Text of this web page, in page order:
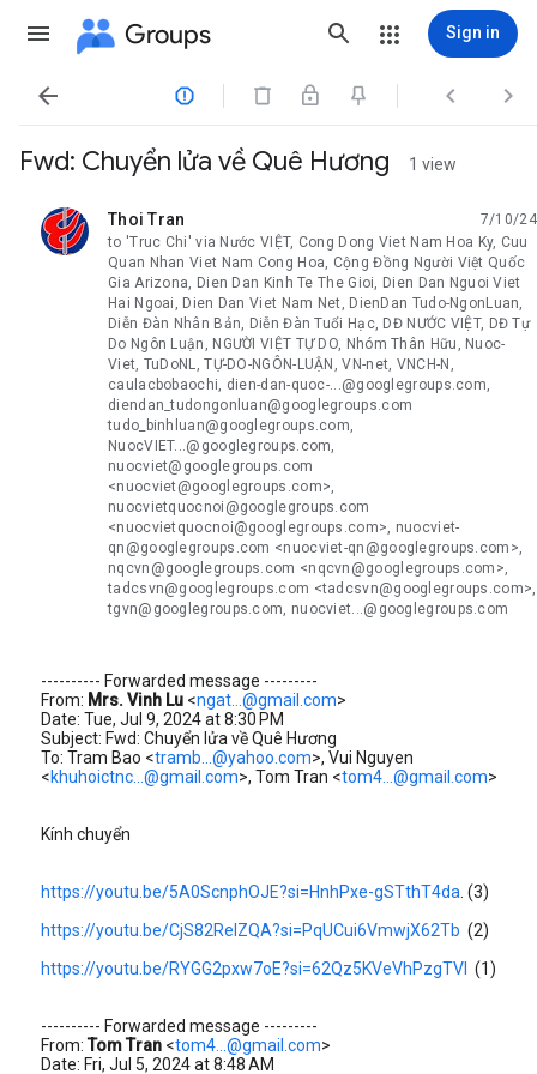
Groups Sign in
   
Fwd: Chuyển lửa về Quê Hương 1 view
Thoi Tran
unread,
7/10/24
to 'Truc Chi' via Nước VIỆT, Cong Dong Viet Nam Hoa Ky, Cuu
Quan Nhan Viet Nam Cong Hoa, Cộng Đồng Người Việt Quốc
Gia Arizona, Dien Dan Kinh Te The Gioi, Dien Dan Nguoi Viet
Hai Ngoai, Dien Dan Viet Nam Net, DienDan Tudo-NgonLuan,
Diễn Đàn Nhân Bản, Diễn Đàn Tuổi Hạc, DĐ NƯỚC VIỆT, DĐ Tự
Do Ngôn Luận, NGƯỜI VIỆT TỰ DO, Nhóm Thân Hữu, Nuoc-
Viet, TuDoNL, TỰ-DO-NGÔN-LUẬN, VN-net, VNCH-N,
caulacbobaochi, dien-dan-quoc-...@googlegroups.com,
diendan_tudongonluan@googlegroups.com
tudo_binhluan@googlegroups.com,
NuocVIET...@googlegroups.com,
nuocviet@googlegroups.com
<nuocviet@googlegroups.com>,
nuocvietquocnoi@googlegroups.com
<nuocvietquocnoi@googlegroups.com>, nuocviet-
qn@googlegroups.com <nuocviet-qn@googlegroups.com>,
nqcvn@googlegroups.com <nqcvn@googlegroups.com>,
tadcsvn@googlegroups.com <tadcsvn@googlegroups.com>,
tgvn@googlegroups.com, nuocviet...@googlegroups.com
---------- Forwarded message ---------
From: Mrs. Vinh Lu <ngat...@gmail.com>
Date: Tue, Jul 9, 2024 at 8:30 PM
Subject: Fwd: Chuyển lửa về Quê Hương
To: Tram Bao <tramb...@yahoo.com>, Vui Nguyen
<khuhoictnc...@gmail.com>, Tom Tran <tom4...@gmail.com>
Kính chuyển
https://youtu.be/5A0ScnphOJE?si=HnhPxe-gSTthT4da . (3)
https://youtu.be/CjS82ReIZQA?si=PqUCui6VmwjX62Tb (2)
https://youtu.be/RYGG2pxw7oE?si=62Qz5KVeVhPzgTVl (1)
---------- Forwarded message ---------
From: Tom Tran <tom4...@gmail.com>
Date: Fri, Jul 5, 2024 at 8:48 AM